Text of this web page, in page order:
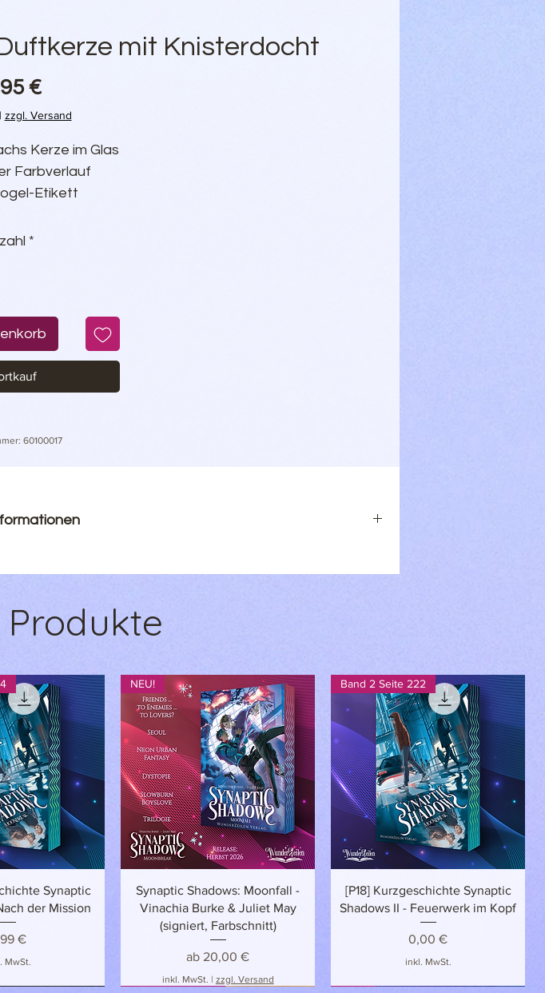
mit Knisterdocht
€Preis
zzgl. Versand
Kerze im Glas
Farbverlauf
Etikett
Teak-Holz
*
60100017
Hauer
Synaptic
der Mission
€
MwSt.
Schnellansicht
NEU!
Synaptic Shadows: Moonfall -
Vinachia Burke & Juliet May
(signiert, Farbschnitt)
ab 20,00 €
Sale-Preis
inkl. MwSt. | zzgl. Versand
Schnellansicht
Band 2 Seite 222
[P18] Kurzgeschichte Synaptic
Shadows II - Feuerwerk im Kopf
Preis
0,00 €
inkl. MwSt.